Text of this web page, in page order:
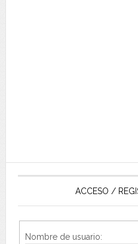
ACCESO /
Nombre de usuario: